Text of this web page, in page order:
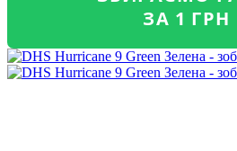
ЗА 1 ГРН